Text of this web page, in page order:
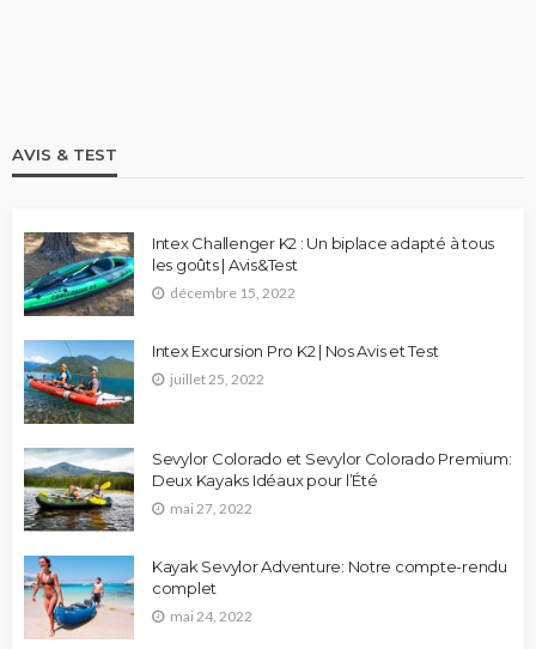
AVIS & TEST
Intex Challenger K2 : Un biplace adapté à tous
les goûts | Avis&Test
décembre 15, 2022
Intex Excursion Pro K2 | Nos Avis et Test
juillet 25, 2022
Sevylor Colorado et Sevylor Colorado Premium:
Deux Kayaks Idéaux pour l’Été
mai 27, 2022
Kayak Sevylor Adventure: Notre compte-rendu
complet
mai 24, 2022